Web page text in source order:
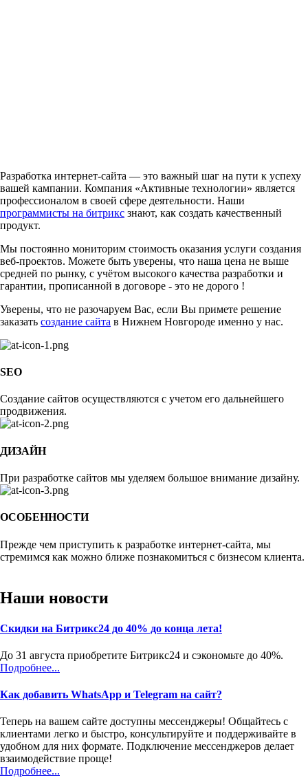
Разработка интернет-сайта — это важный шаг на пути к успеху
вашей кампании. Компания «Активные технологии» является
профессионалом в своей сфере деятельности. Наши
программисты на битрикс знают, как создать качественный
продукт.
Мы постоянно мониторим стоимость оказания услуги создания
веб-проектов. Можете быть уверены, что наша цена не выше
средней по рынку, с учётом высокого качества разработки и
гарантии, прописанной в договоре - это не дорого !
Уверены, что не разочаруем Вас, если Вы примете решение
заказать создание сайта в Нижнем Новгороде именно у нас.
SEO
Создание сайтов осуществляются с учетом его дальнейшего
продвижения.
ДИЗАЙН
При разработке сайтов мы уделяем большое внимание дизайну.
ОСОБЕННОСТИ
Прежде чем приступить к разработке интернет-сайта, мы
стремимся как можно ближе познакомиться с бизнесом клиента.
Наши новости
Скидки на Битрикс24 до 40% до конца лета!
До 31 августа приобретите Битрикс24 и сэкономьте до 40%.
Подробнее...
Как добавить WhatsApp и Telegram на сайт?
Теперь на вашем сайте доступны мессенджеры! Общайтесь с
клиентами легко и быстро, консультируйте и поддерживайте в
удобном для них формате. Подключение мессенджеров делает
взаимодействие проще!
Подробнее...